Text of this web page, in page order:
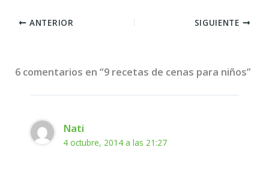
ANTERIOR SIGUIENTE
6 comentarios en “9 recetas de cenas para niños”
Nati
4 octubre, 2014 a las 21:27